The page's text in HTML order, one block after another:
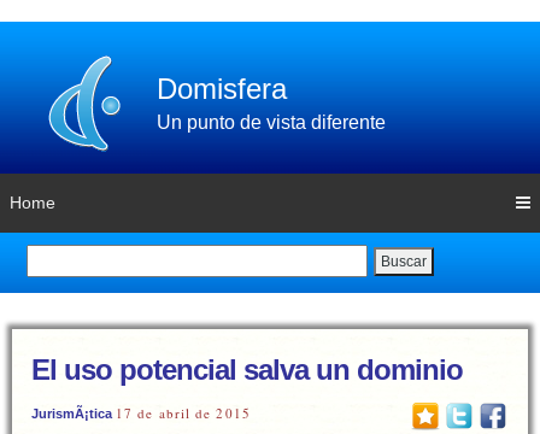
Domisfera
Un punto de vista diferente
Home
Buscar
El uso potencial salva un dominio
JurismÃ¡tica 17 de abril de 2015